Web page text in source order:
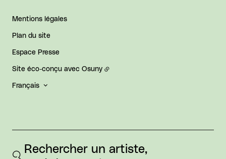
Mentions légales
Plan du site
Espace Presse
Site éco-conçu avec Osuny
Français
Rechercher un artiste,